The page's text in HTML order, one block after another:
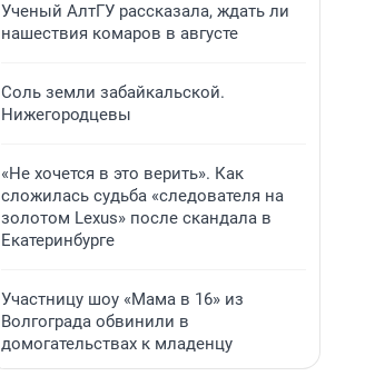
Ученый АлтГУ рассказала, ждать ли
нашествия комаров в августе
Соль земли забайкальской.
Нижегородцевы
«Не хочется в это верить». Как
сложилась судьба «следователя на
золотом Lexus» после скандала в
Екатеринбурге
Участницу шоу «Мама в 16» из
Волгограда обвинили в
домогательствах к младенцу